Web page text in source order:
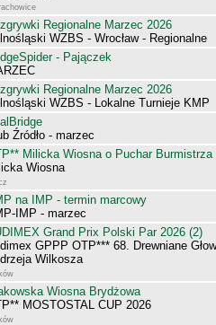
Regionalne Marzec 2026
WZBS - Wrocław - Regionalne
- Pajączek
Regionalne Marzec 2026
WZBS - Lokalne Turnieje KMP
Źródło - marzec
Milicka Wiosna o Puchar
Wiosna
na IMP - termin marcowy
IMP - marzec
Grand Prix Polski Par 2026 (2)
GPPP OTP*** 68. Drewniane
Wilkosza
Wiosna Brydżowa
MOSTOSTAL CUP 2026